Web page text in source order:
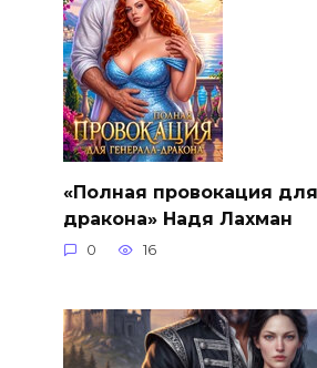
«Полная провокация
дракона» Надя Лахман
0 16